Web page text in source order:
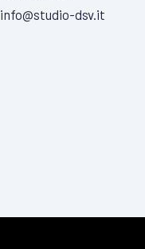
info@studio-dsv.it